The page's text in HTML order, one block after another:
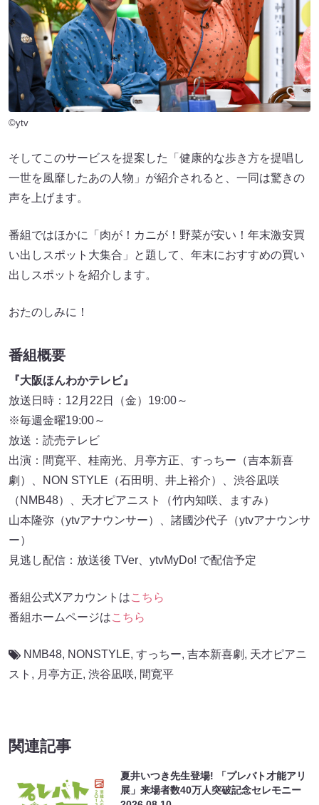
©ytv
そしてこのサービスを提案した「健康的な歩き方を提唱し
一世を風靡したあの人物」が紹介されると、一同は驚きの
声を上げます。
番組ではほかに「肉が！カニが！野菜が安い！年末激安買
い出しスポット大集合」と題して、年末におすすめの買い
出しスポットを紹介します。
おたのしみに！
番組概要
『大阪ほんわかテレビ』
放送日時：12月22日（金）19:00～
※毎週金曜19:00～
放送：読売テレビ
出演：間寛平、桂南光、月亭方正、すっちー（吉本新喜
劇）、NON STYLE（石田明、井上裕介）、渋谷凪咲
（NMB48）、天才ピアニスト（竹内知咲、ますみ）
山本隆弥（ytvアナウンサー）、諸國沙代子（ytvアナウンサ
ー）
見逃し配信：放送後 TVer、ytvMyDo! で配信予定
番組公式Xアカウントはこちら
番組ホームページはこちら
NMB48, NONSTYLE, すっちー, 吉本新喜劇 , 天才ピアニ
スト , 月亭方正, 渋谷凪咲, 間寛平
関連記事
夏井いつき先生登場! 「プレバト才能アリ
展」来場者数40万人突破記念セレモニー